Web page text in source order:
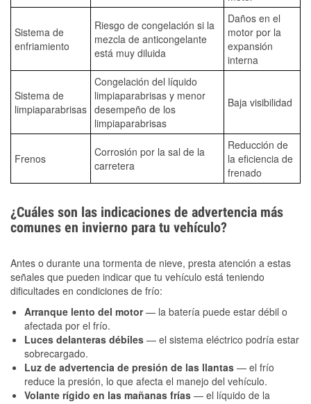
Sistema de
enfriamiento
Riesgo de congelación si la
mezcla de anticongelante
está muy diluida
Daños en el
motor por la
expansión
interna
Sistema de
limpiaparabrisas
Congelación del líquido
limpiaparabrisas y menor
desempeño de los
limpiaparabrisas
Baja visibilidad
Frenos
Corrosión por la sal de la
carretera
Reducción de
la eficiencia de
frenado
¿Cuáles son las indicaciones de advertencia más
comunes en invierno para tu vehículo?
Antes o durante una tormenta de nieve, presta atención a estas
señales que pueden indicar que tu vehículo está teniendo
dificultades en condiciones de frío:
Arranque lento del motor— la batería puede estar débil o
afectada por el frío.
Luces delanteras débiles — el sistema eléctrico podría estar
sobrecargado.
Luz de advertencia de presión de las llantas — el frío
reduce la presión, lo que afecta el manejo del vehículo.
Volante rígido en las mañanas frías — el líquido de la